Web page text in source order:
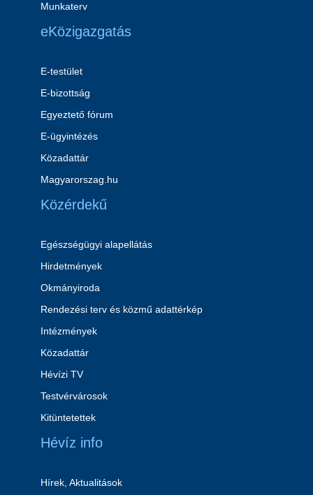
Munkaterv
eKözigazgatás
E-testület
E-bizottság
Egyeztető fórum
E-ügyintézés
Közadattár
Magyarorszag.hu
Közérdekű
Egészségügyi alapellátás
Hirdetmények
Okmányiroda
Rendezési terv és közmű adattérkép
Intézmények
Közadattár
Hévízi TV
Testvérvárosok
Kitüntetettek
Hévíz info
Hírek, Aktualitások